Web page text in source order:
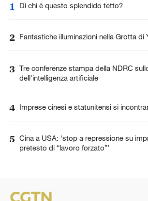
1 Di chi è questo splendido tetto?
2 Fantastiche illuminazioni nella Grotta di
3 Tre conferenze stampa della NDRC
dell'intelligenza artificiale
4 Imprese cinesi e statunitensi si
5 Cina a USA: ‘stop a repressione su
pretesto di “lavoro forzato”’